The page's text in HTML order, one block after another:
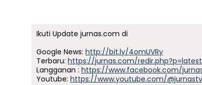
Ikuti Update jurnas.com di
Google News: http://bit.ly/4omUVRy
Terbaru: https://jurnas.com/redir.php?p=latest
Langganan : https://www.facebook.com/
Youtube: https://www.youtube.com/